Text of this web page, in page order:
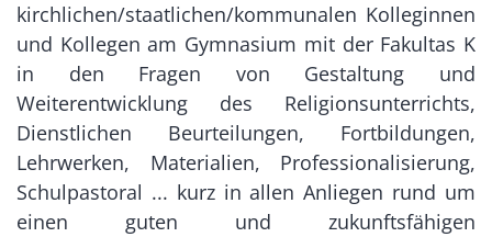
kirchlichen/staatlichen/kommunalen Kolleginnen
und Kollegen am Gymnasium mit der Fakultas K
in den Fragen von Gestaltung und
Weiterentwicklung des Religionsunterrichts,
Dienstlichen Beurteilungen, Fortbildungen,
Lehrwerken, Materialien, Professionalisierung,
Schulpastoral ... kurz in allen Anliegen rund um
einen guten und zukunftsfähigen